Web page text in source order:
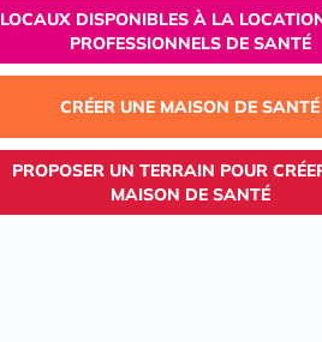
LOCAUX DISPONIBLES À LA
PROFESSIONNELS DE SANTÉ
CRÉER UNE MAISON DE SANTÉ
PROPOSER UN TERRAIN POUR
MAISON DE SANTÉ